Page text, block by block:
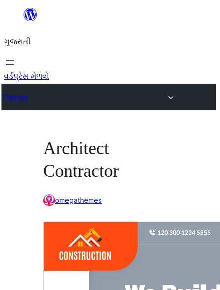
કંટેન્ટ(લખાણ)
જાઓ
ગુજરાતી
વર્ડપ્રેસ મેળવો
Themes
Architect
Contractor
omegathemes